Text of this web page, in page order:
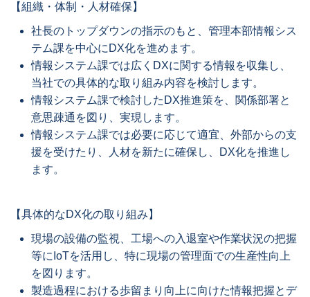
【組織・体制・人材確保】
社長のトップダウンの指示のもと、管理本部情報シス
テム課を中心にDX化を進めます。
情報システム課では広くDXに関する情報を収集し、
当社での具体的な取り組み内容を検討します。
情報システム課で検討したDX推進策を、関係部署と
意思疎通を図り、実現します。
情報システム課では必要に応じて適宜、外部からの支
援を受けたり、人材を新たに確保し、DX化を推進し
ます。
【具体的なDX化の取り組み】
現場の設備の監視、工場への入退室や作業状況の把握
等にIoTを活用し、特に現場の管理面での生産性向上
を図ります。
製造過程における歩留まり向上に向けた情報把握とデ